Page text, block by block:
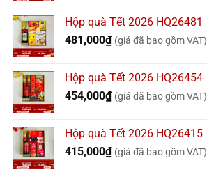
Hộp quà Tết 2026 HQ26481
481,000₫ (giá đã bao gồm VAT)
Hộp quà Tết 2026 HQ26454
454,000₫ (giá đã bao gồm VAT)
Hộp quà Tết 2026 HQ26415
415,000₫ (giá đã bao gồm VAT)